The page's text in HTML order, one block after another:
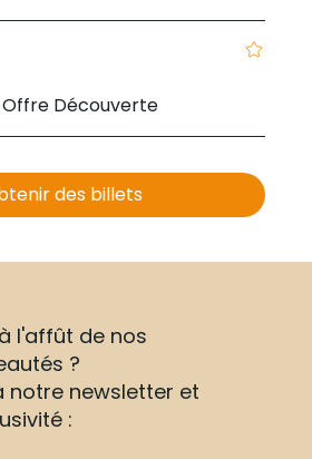
Découverte
des billets
l'affût de nos
?
notre newsletter et
: